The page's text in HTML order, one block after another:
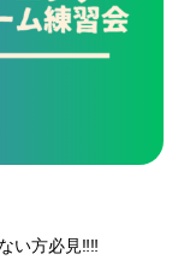
い方必見‼︎‼︎